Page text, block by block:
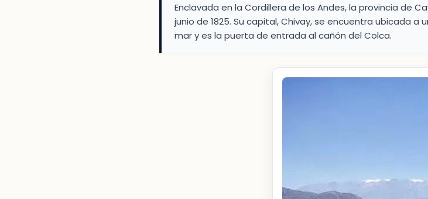
Enclavada en la Cordillera de los Andes, la provincia de
junio de 1825. Su capital, Chivay, se encuentra ubicada a
mar y es la puerta de entrada al cañón del Colca.